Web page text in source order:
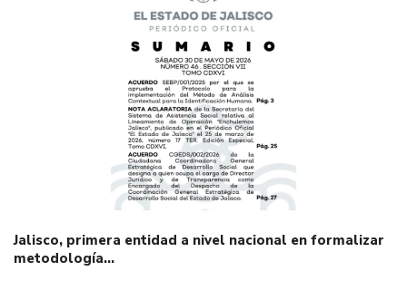
Jalisco, primera entidad a nivel nacional en formalizar
metodología…